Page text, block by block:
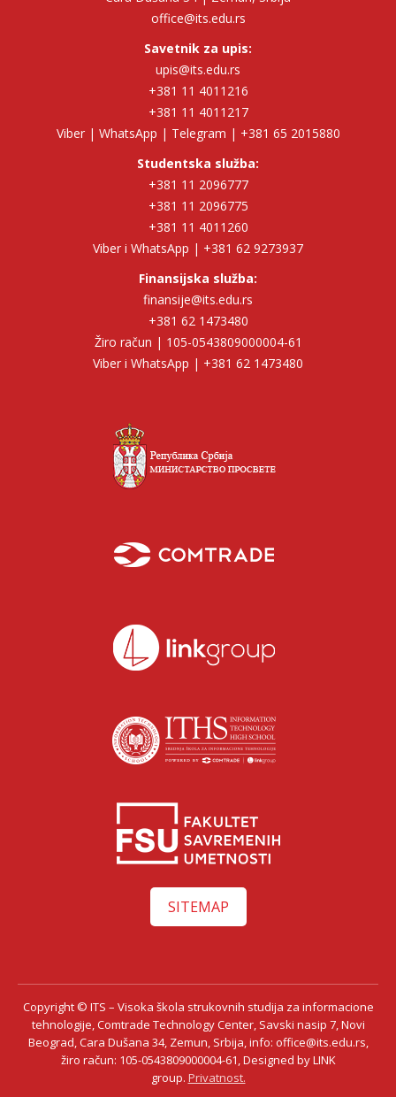
office@its.edu.rs
Savetnik za upis:
upis@its.edu.rs
+381 11 4011216
+381 11 4011217
Viber | WhatsApp | Telegram | +381 65 2015880
Studentska služba:
+381 11 2096777
+381 11 2096775
+381 11 4011260
Viber i WhatsApp | +381 62 9273937
Finansijska služba:
finansije@its.edu.rs
+381 62 1473480
Žiro račun | 105-0543809000004-61
Viber i WhatsApp | +381 62 1473480
SITEMAP
Copyright © ITS – Visoka škola strukovnih studija za informacione
tehnologije, Comtrade Technology Center, Savski nasip 7, Novi
Beograd, Cara Dušana 34, Zemun, Srbija, info: office@its.edu.rs,
žiro račun: 105-0543809000004-61, Designed by LINK
group. Privatnost.